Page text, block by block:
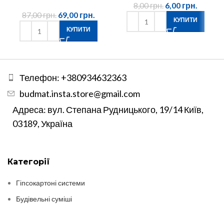
87,00грн. 69,00 грн.
КУПИТИ
8,00грн. 6,00 грн.
КУПИТИ
Телефон: +380934632363
budmat.insta.store@gmail.com
Адреса: вул. Степана Рудницького, 19/14 Київ,
03189, Україна
Категорії
Гіпсокартоні системи
Будівельні суміші